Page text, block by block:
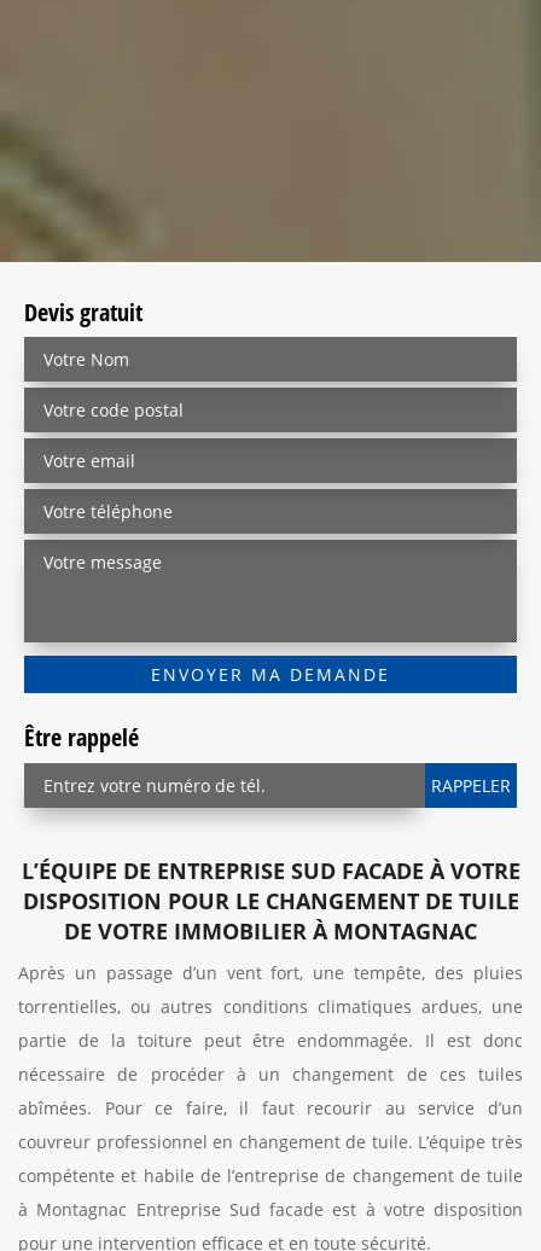
Devis gratuit
Être rappelé
L’ÉQUIPE DE ENTREPRISE SUD FACADE À VOTRE
DISPOSITION POUR LE CHANGEMENT DE TUILE
DE VOTRE IMMOBILIER À MONTAGNAC
Après un passage d’un vent fort, une tempête, des pluies
torrentielles, ou autres conditions climatiques ardues, une
partie de la toiture peut être endommagée. Il est donc
nécessaire de procéder à un changement de ces tuiles
abîmées. Pour ce faire, il faut recourir au service d’un
couvreur professionnel en changement de tuile. L’équipe très
compétente et habile de l’entreprise de changement de tuile
à Montagnac Entreprise Sud facade est à votre disposition
pour une intervention efficace et en toute sécurité.